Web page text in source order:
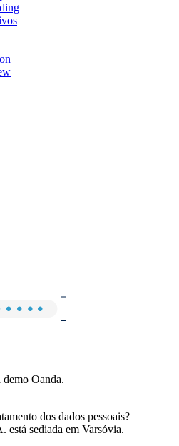
Oanda.
dos dados pessoais?
sediada em Varsóvia.